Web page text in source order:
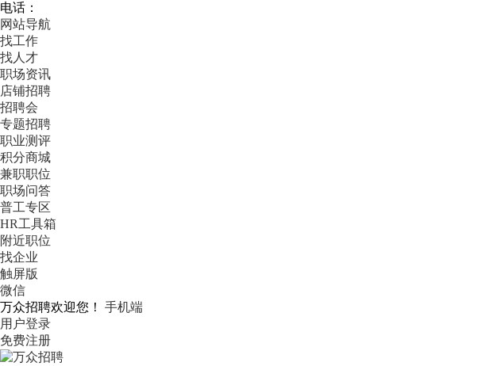
电话：
网站导航
找工作
找人才
职场资讯
店铺招聘
招聘会
专题招聘
职业测评
积分商城
兼职职位
职场问答
普工专区
HR工具箱
附近职位
找企业
触屏版
微信
万众招聘欢迎您！
手机端
用户登录
免费注册